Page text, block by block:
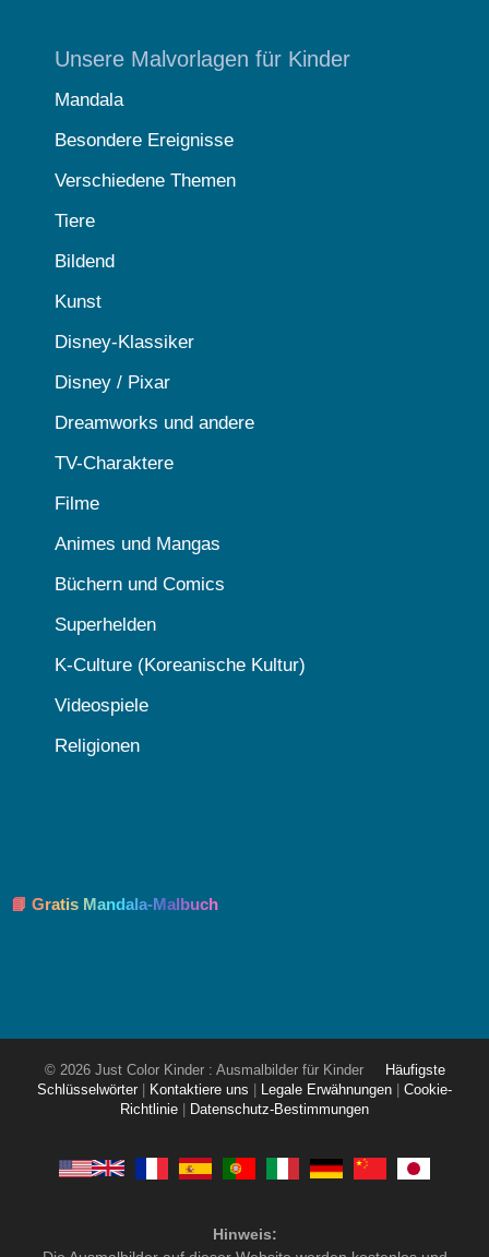
Unsere Malvorlagen für Kinder
Mandala
Besondere Ereignisse
Verschiedene Themen
Tiere
Bildend
Kunst
Disney-Klassiker
Disney / Pixar
Dreamworks und andere
TV-Charaktere
Filme
Animes und Mangas
Büchern und Comics
Superhelden
K-Culture (Koreanische Kultur)
Videospiele
Religionen
📘 Gratis Mandala-Malbuch
© 2026 Just Color Kinder : Ausmalbilder für Kinder
Häufigste
Schlüsselwörter
Kontaktiere uns Legale Erwähnungen
Cookie-
Richtlinie
Datenschutz-Bestimmungen
Hinweis: